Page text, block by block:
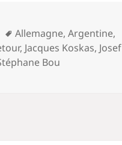
Mots-
clés
Allemagne,Argentine,
, Jacques Koskas, Josef
Bou